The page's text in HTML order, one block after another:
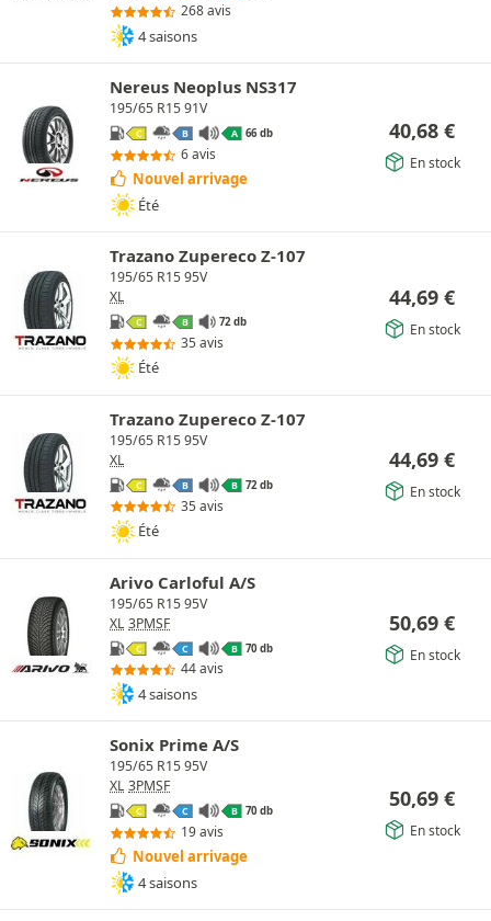
268 avis
4 saisons
Nereus Neoplus NS317
195/65 R15 91V
C B A 66 db
6 avis
Nouvel arrivage
Été
40,68 €
En stock
Trazano Zupereco Z-107
195/65 R15 95V
XL
C B 72 db
35 avis
Été
44,69 €
En stock
Trazano Zupereco Z-107
195/65 R15 95V
XL
C B B 72 db
35 avis
Été
44,69 €
En stock
Arivo Carloful A/S
195/65 R15 95V
XL 3PMSF
C C B 70 db
44 avis
4 saisons
50,69 €
En stock
Sonix Prime A/S
195/65 R15 95V
XL 3PMSF
C C B 70 db
19 avis
Nouvel arrivage
4 saisons
50,69 €
En stock